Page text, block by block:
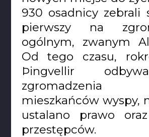
930 osadnicy zebrali
pierwszy na
ogólnym, zwanym
Od tego czasu,
Þingvellir
zgromadzenia
mieszkańców wyspy,
ustalano prawo
przestępców.